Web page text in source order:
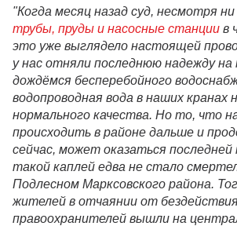
"Когда месяц назад суд, несмотря
трубы, пруды и насосные станции в
это уже выглядело настоящей
у нас отняли последнюю надежду
дождёмся бесперебойного
водопроводная вода в наших кранах
нормального качества. Но то, что
происходить в районе дальше и
сейчас, может оказаться последней
такой каплей едва не стало
Подлесном Марксовского района.
жителей в отчаянии от
правоохранителей вышли на